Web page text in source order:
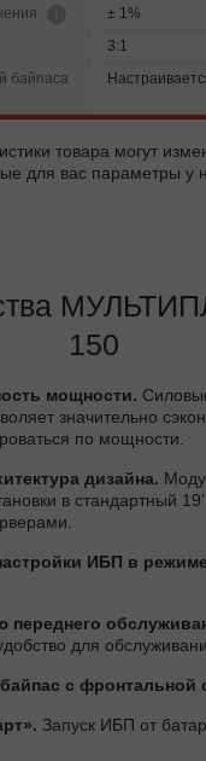
± 1%
3:1
байпаса
товара могут
для вас параметры у
150
мощности.
значительно
по мощности.
дизайна.
в стандартный
ИБП в
переднего
для
с
Запуск ИБП от